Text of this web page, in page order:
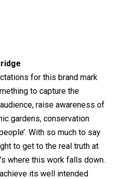
for this brand mark
to capture the
raise awareness of
gardens, conservation
With so much to say
to get to the real truth at
where this work falls down.
its well intended